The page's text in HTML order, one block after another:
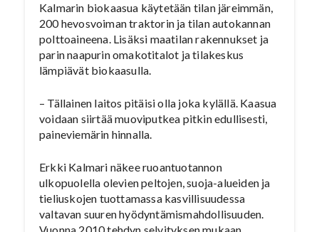
Kalmarin biokaasua käytetään tilan järeimmän,
200 hevosvoiman traktorin ja tilan autokannan
polttoaineena. Lisäksi maatilan rakennukset ja
parin naapurin omakotitalot ja tilakeskus
lämpiävät biokaasulla.
– Tällainen laitos pitäisi olla joka kylällä. Kaasua
voidaan siirtää muoviputkea pitkin edullisesti,
paineviemärin hinnalla.
Erkki Kalmari näkee ruoantuotannon
ulkopuolella olevien peltojen, suoja-alueiden ja
tieliuskojen tuottamassa kasvillisuudessa
valtavan suuren hyödyntämismahdollisuuden.